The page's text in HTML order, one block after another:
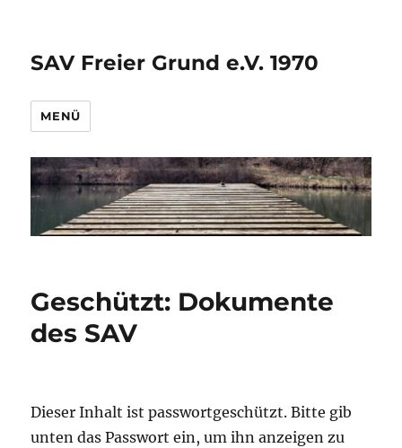
SAV Freier Grund e.V. 1970
MENÜ
Geschützt: Dokumente
des SAV
Dieser Inhalt ist passwortgeschützt. Bitte gib
unten das Passwort ein, um ihn anzeigen zu